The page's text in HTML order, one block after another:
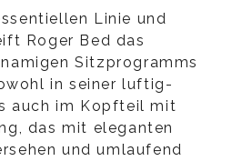
Linie und
Roger Bed das
Sitzprogramms
in seiner luftig-
auch im Kopfteil mit
das mit eleganten
und umlaufend